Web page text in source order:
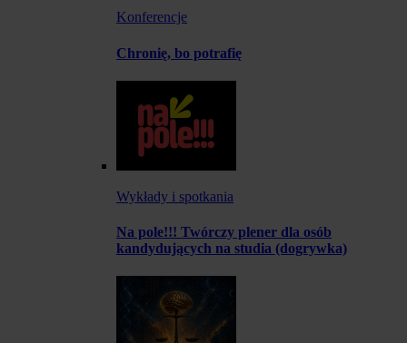
Konferencje
Chronię, bo potrafię
Wykłady i spotkania
Na pole!!! Twórczy plener dla osób
kandydujących na studia (dogrywka)